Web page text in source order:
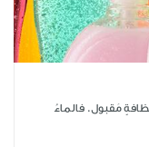
مَقبول. فالماءُ